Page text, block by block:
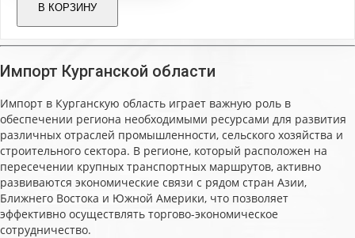
В КОРЗИНУ
Импорт Курганской области
Импорт в Курганскую область играет важную роль в
обеспечении региона необходимыми ресурсами для развития
различных отраслей промышленности, сельского хозяйства и
строительного сектора. В регионе, который расположен на
пересечении крупных транспортных маршрутов, активно
развиваются экономические связи с рядом стран Азии,
Ближнего Востока и Южной Америки, что позволяет
эффективно осуществлять торгово-экономическое
сотрудничество.